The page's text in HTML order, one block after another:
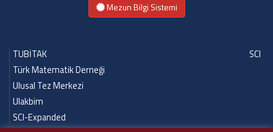
Mezun Bilgi Sistemi
TUBİTAK
Türk Matematik Derneği
Ulusal Tez Merkezi
Ulakbim
SCI-Expanded
SCI